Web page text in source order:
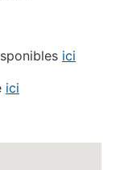
ici
ici